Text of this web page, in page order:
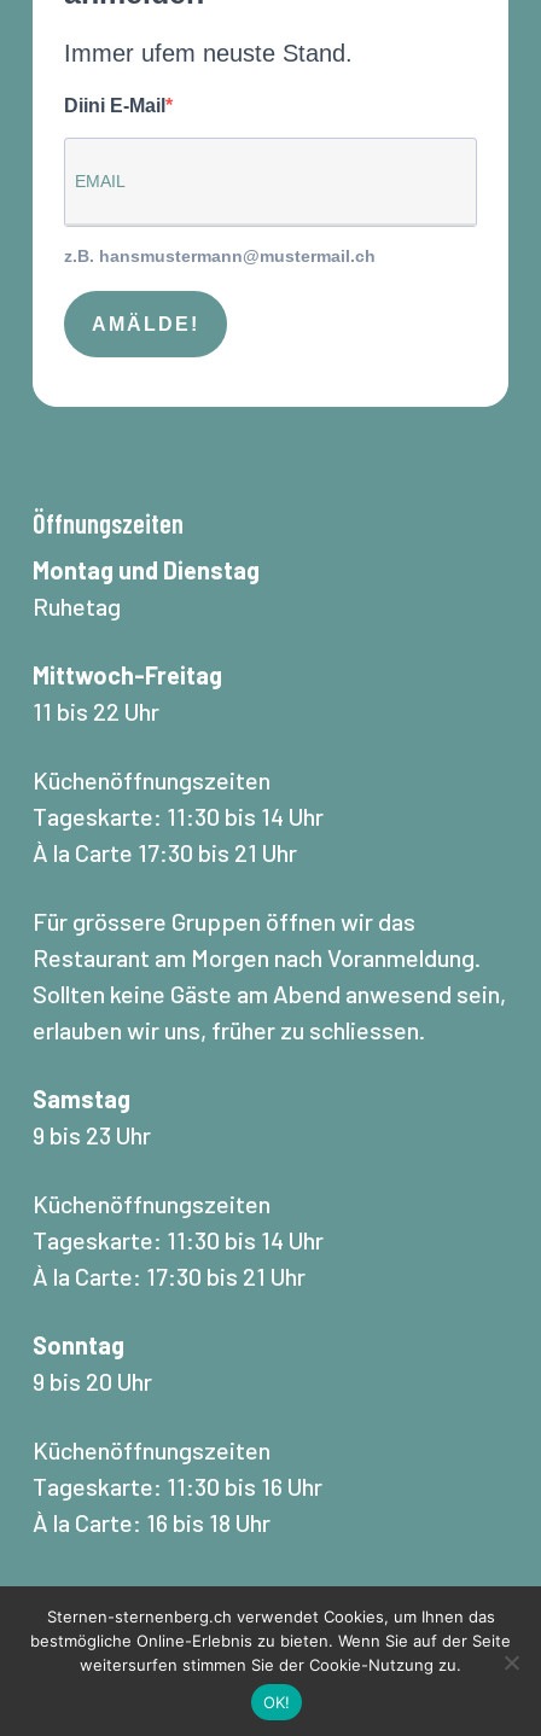
Immer ufem neuste Stand.
Diini E-Mail
z.B. hansmustermann@mustermail.ch
AMÄLDE!
Öffnungszeiten
Montag und Dienstag
Ruhetag
Mittwoch-Freitag
11 bis 22 Uhr
Küchenöffnungszeiten
Tageskarte: 11:30 bis 14 Uhr
À la Carte 17:30 bis 21 Uhr
Für grössere Gruppen öffnen wir das
Restaurant am Morgen nach Voranmeldung.
Sollten keine Gäste am Abend anwesend sein,
erlauben wir uns, früher zu schliessen.
Samstag
9 bis 23 Uhr
Küchenöffnungszeiten
Tageskarte: 11:30 bis 14 Uhr
À la Carte: 17:30 bis 21 Uhr
Sonntag
9 bis 20 Uhr
Küchenöffnungszeiten
Tageskarte: 11:30 bis 16 Uhr
À la Carte: 16 bis 18 Uhr
© 2023 Gasthaus Sternen | Made with bygusmo
Sternen-sternenberg.ch verwendet Cookies, um Ihnen das
bestmögliche Online-Erlebnis zu bieten. Wenn Sie auf der Seite
weitersurfen stimmen Sie der Cookie-Nutzung zu.
OK!